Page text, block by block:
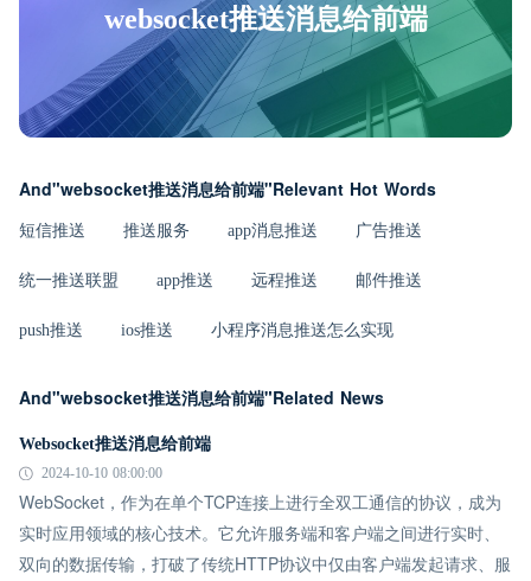
websocket推送消息给前端
And"websocket推送消息给前端"Relevant Hot Words
短信推送 推送服务 app消息推送 广告推送
统一推送联盟 app推送 远程推送 邮件推送
push推送 ios推送 小程序消息推送怎么实现
And"websocket推送消息给前端"Related News
Websocket推送消息给前端
2024-10-10 08:00:00
WebSocket，作为在单个TCP连接上进行全双工通信的协议，成为
实时应用领域的核心技术。它允许服务端和客户端之间进行实时、
双向的数据传输，打破了传统HTTP协议中仅由客户端发起请求、服